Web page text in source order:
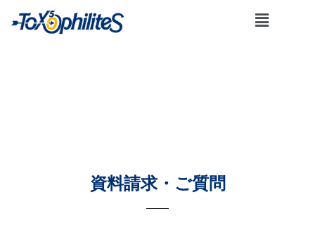
メ
ニ
資料請求・ご質問